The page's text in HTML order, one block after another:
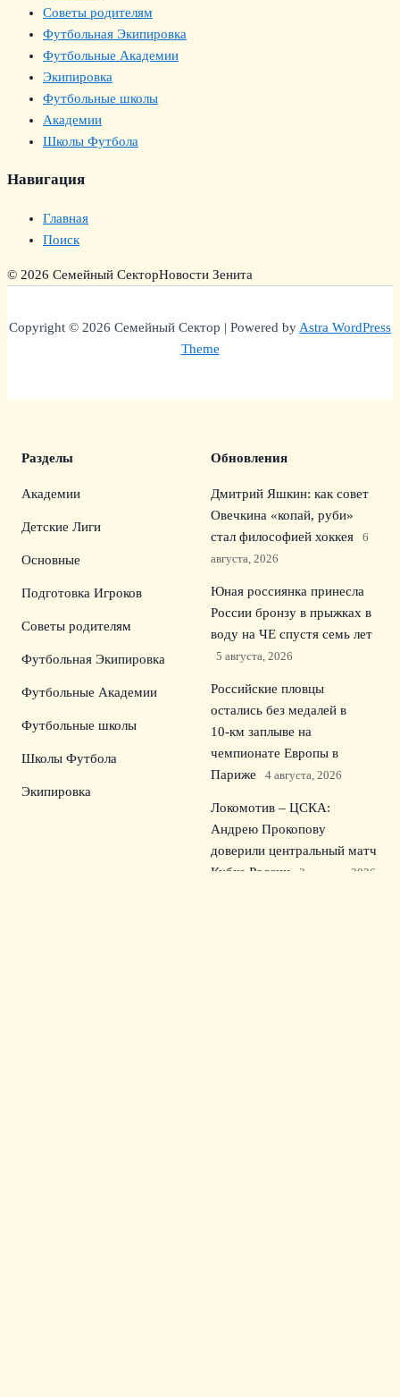
Советы родителям
Футбольная Экипировка
Футбольные Академии
Экипировка
Футбольные школы
Академии
Школы Футбола
Навигация
Главная
Поиск
© 2026 Семейный СекторНовости Зенита
Copyright © 2026 Семейный Сектор | Powered byAstra WordPress
Theme
Разделы
Академии
Детские Лиги
Основные
Подготовка Игроков
Советы родителям
Футбольная Экипировка
Футбольные Академии
Футбольные школы
Школы Футбола
Экипировка
Обновления
Дмитрий Яшкин: как совет
Овечкина «копай, руби»
стал философией хоккея
6
августа, 2026
Юная россиянка принесла
России бронзу в прыжках в
воду на ЧЕ спустя семь лет
5 августа, 2026
Российские пловцы
остались без медалей в
10‑км заплыве на
чемпионате Европы в
Париже
4 августа, 2026
Локомотив – ЦСКА:
Андрею Прокопову
доверили центральный матч
Кубка России
3 августа, 2026